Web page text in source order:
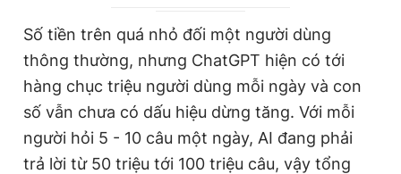
T
i
n
Số tiền trên quá nhỏ đối một người dùng
thông thường, nhưng ChatGPT hiện có tới
hàng chục triệu người dùng mỗi ngày và con
số vẫn chưa có dấu hiệu dừng tăng. Với mỗi
người hỏi 5 - 10 câu một ngày, AI đang phải
trả lời từ 50 triệu tới 100 triệu câu, vậy tổng